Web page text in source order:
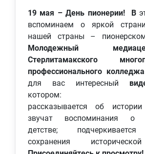
19 мая – День пионерии! В
вспоминаем о яркой
нашей страны –
Молодежный
Стерлитамакского
профессионального колледжа
для вас интересный
котором:
рассказывается об
звучат воспоминания о
детстве;
сохранения